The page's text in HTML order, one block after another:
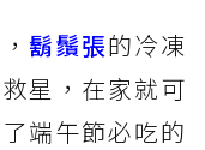
鬍鬚張的冷凍
星，在家就可
端午節必吃的